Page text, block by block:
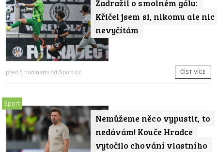
Zadražil o smolném gólu:
Křičel jsem si, nikomu ale nic
nevyčítám
před 5 hodinami od Sport.cz ČÍST VÍCE
Nemůžeme něco vypustit, to
nedávám! Kouče Hradce
vytočilo chování vlastního
Sport